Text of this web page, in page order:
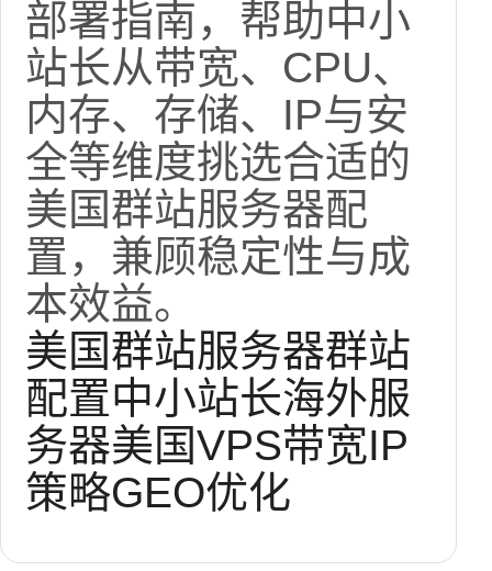
部署指南，帮助中小
站长从带宽、CPU、
内存、存储、IP与安
全等维度挑选合适的
美国群站服务器配
置，兼顾稳定性与成
本效益。
美国群站服务器群站
配置中小站长海外服
务器美国VPS带宽IP
策略GEO优化